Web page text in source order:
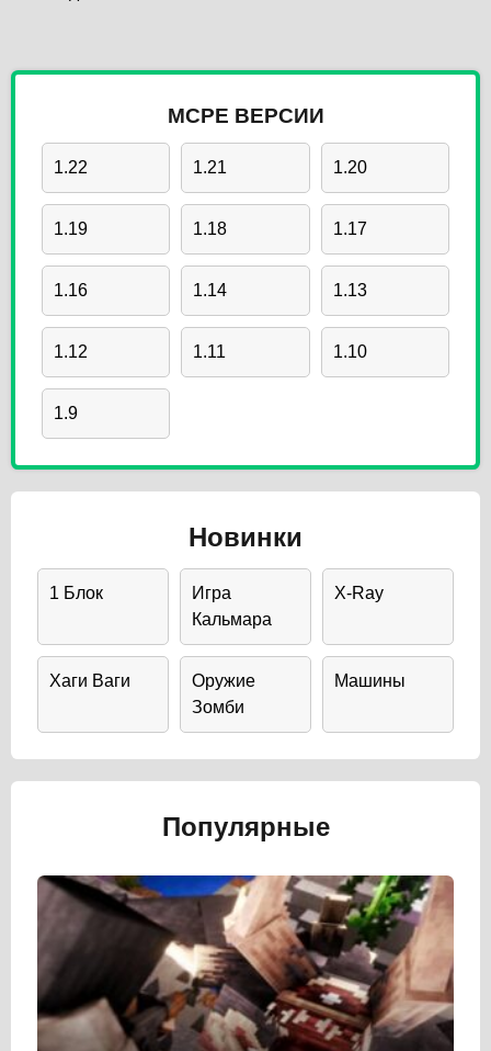
MCPE ВЕРСИИ
1.22 1.21 1.20
1.19 1.18 1.17
1.16 1.14 1.13
1.12 1.11 1.10
1.9
Новинки
1 Блок
Игра
Кальмара
X-Ray
Хаги Ваги
Оружие
Зомби
Машины
Популярные